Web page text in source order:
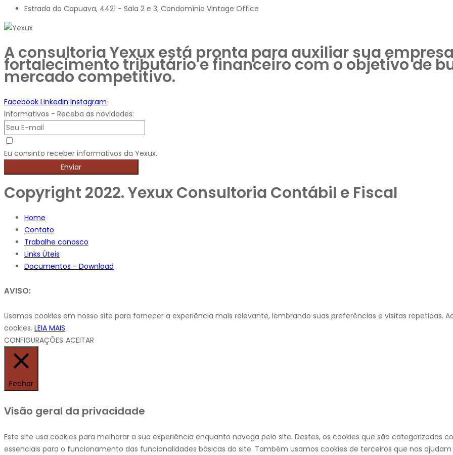
Estrada do Capuava, 4421 - Sala 2 e 3, Condomínio Vintage Office
A consultoria Yexux está pronta para auxiliar sua
fortalecimento tributário e financeiro com o objetivo de
mercado competitivo.
Facebook Linkedin Instagram
Informativos - Receba as novidades:
Eu consinto receber informativos da Yexux.
Enviar
Copyright 2022. Yexux Consultoria Contábil e Fiscal
Home
Contato
Trabalhe conosco
Links Úteis
Documentos - Download
AVISO:
Usamos cookies em nosso site para fornecer a experiência mais relevante, lembrando suas preferências e visitas repetidas.
cookies. LEIA MAIS
CONFIGURAÇÕES ACEITAR
Fechar
Visão geral da privacidade
Este site usa cookies para melhorar a sua experiência enquanto navega pelo site. Destes, os cookies que são categorizados
essenciais para o funcionamento das funcionalidades básicas do site. Também usamos cookies de terceiros que nos